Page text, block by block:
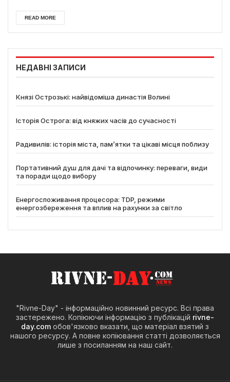
READ MORE
НЕДАВНІ ЗАПИСИ
Князі Острозькі: найвідоміша династія Волині
Історія Острога: від княжих часів до сучасності
Радивилів: історія міста, пам’ятки та цікаві місця поблизу
Портативний душ для дачі та відпочинку: переваги, види
та поради щодо вибору
Енергоспоживання процесора: TDP, режими
енергозбереження та вплив на рахунки за світло
"Rivne-Day" - інформаційно новинний ресурс. Всі права
застережено. Копіюючи інформацію з публікацій rivne-
day.com обов'язково вказати, що матеріал взятий з
нашого ресурсу. А повне копіювання статті дозволяється
лише з посиланням на наш сайт.